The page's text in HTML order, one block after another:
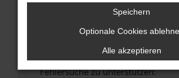
Wende dich an den
Wenn du alle oben genannten
hast, kontaktiere uns bitte. Wir
versuchen, das Problem zu
uns diesen Text schicken, um uns
Fehlersuche zu unterstützen:
Speichern
Optionale Cookies
Alle akzeptieren